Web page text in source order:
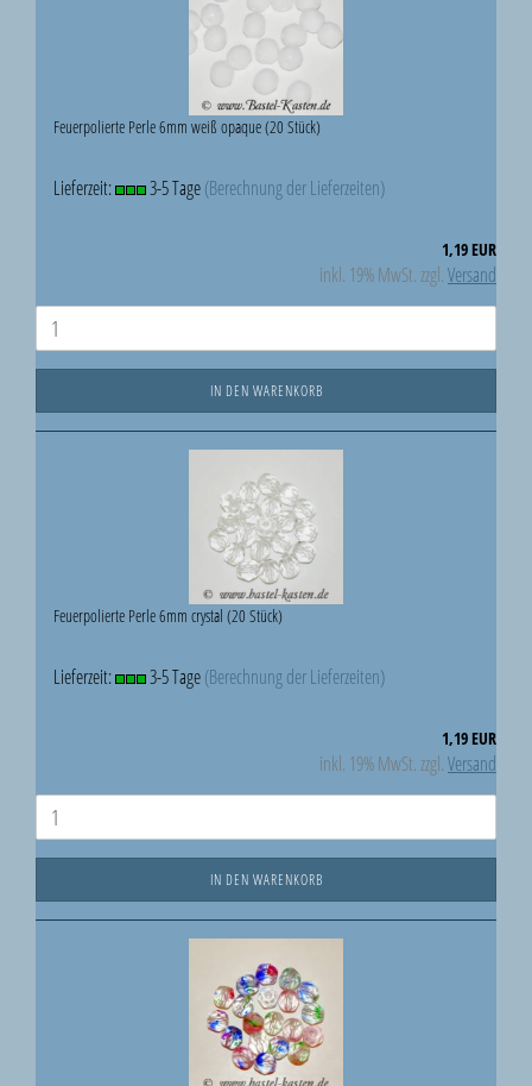
Feuerpolierte Perle 6mm weiß opaque (20 Stück)
Lieferzeit: 3-5 Tage(Berechnung der Lieferzeiten)
1,19 EUR
inkl. 19% MwSt. zzgl.Versand
IN DEN WARENKORB
Feuerpolierte Perle 6mm crystal (20 Stück)
Lieferzeit: 3-5 Tage(Berechnung der Lieferzeiten)
1,19 EUR
inkl. 19% MwSt. zzgl.Versand
IN DEN WARENKORB